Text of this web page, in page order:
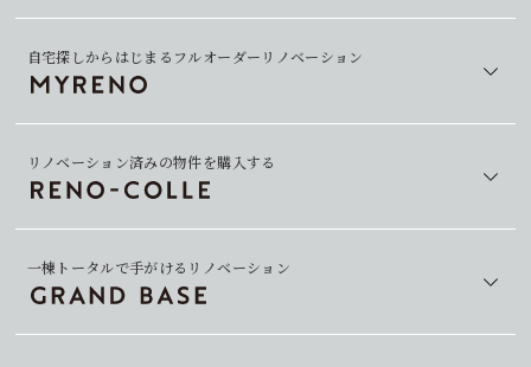
自宅探しからはじまるフルオーダーリノベーション
リノベーション済みの物件を購入する
一棟トータルで手がけるリノベーション